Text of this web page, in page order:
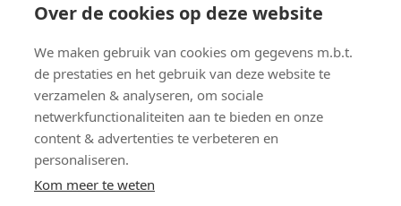
Over de cookies op deze website
We maken gebruik van cookies om gegevens m.b.t.
de prestaties en het gebruik van deze website te
verzamelen & analyseren, om sociale
netwerkfunctionaliteiten aan te bieden en onze
content & advertenties te verbeteren en
personaliseren.
Kom meer te weten
Verzenden
Retourneren
Betalen
Veelgestelde vragen